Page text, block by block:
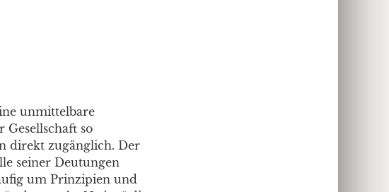
unmittelbare
Gesellschaft so
direkt zugänglich. Der
seiner Deutungen
um Prinzipien und